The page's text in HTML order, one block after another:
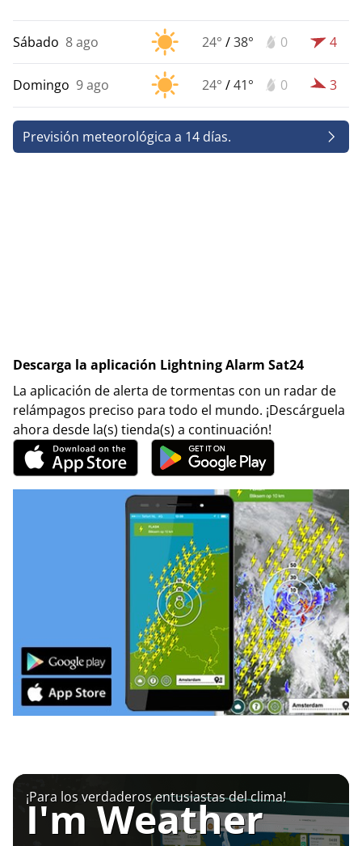
Sábado 8 ago 24° /38° 0 4
Domingo 9 ago 24° /41° 0 3
Previsión meteorológica a 14 días.
Descarga la aplicación Lightning Alarm Sat24
La aplicación de alerta de tormentas con un radar de
relámpagos preciso para todo el mundo. ¡Descárguela
ahora desde la(s) tienda(s) a continuación!
¡Para los verdaderos entusiastas del clima!
I'm Weather